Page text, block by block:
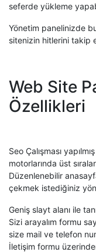
seferde yükleme
Yönetim panelinizde
sitenizin hitlerini takip
Web Site
Özellikleri
Seo Çalışması
motorlarında üst
Düzenlenebilir
çekmek istediğiniz
Geniş slayt alanı ile
Sizi arayalım formu
size mail ve telefon
İletişim formu